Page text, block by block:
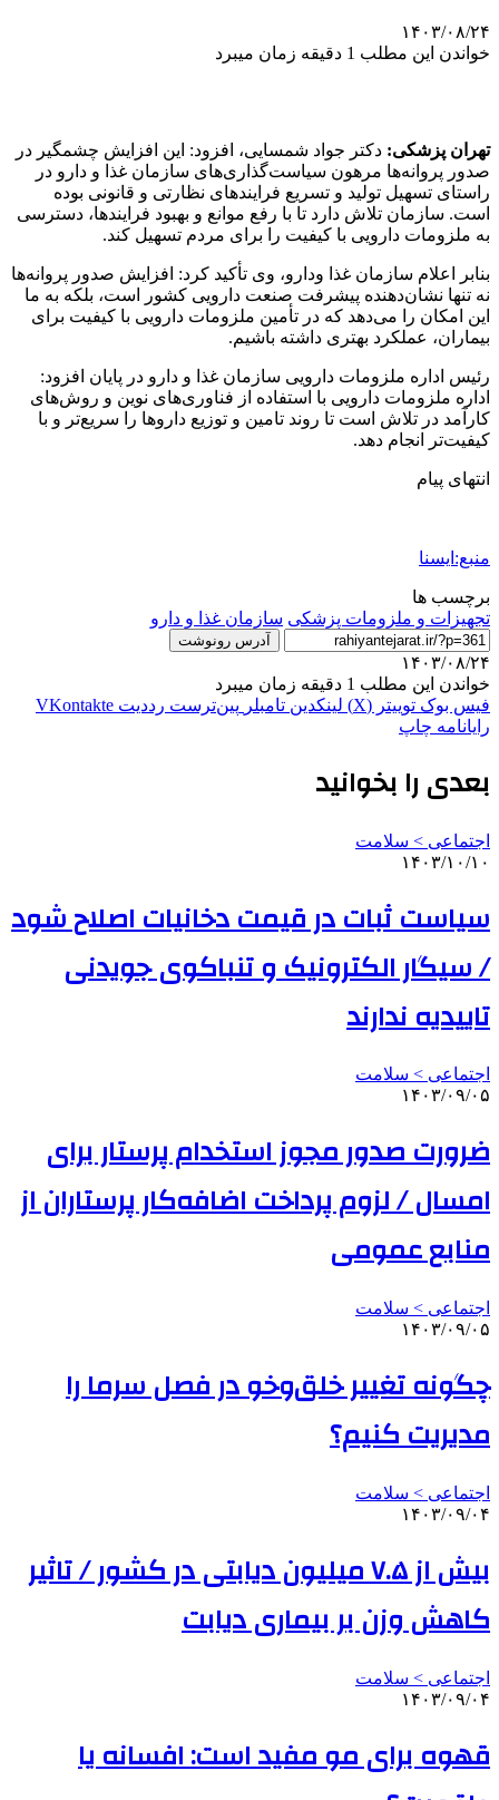
۱۴۰۳/۰۸/۲۴
خواندن این مطلب 1 دقیقه زمان میبرد
تهران پزشکی: دکتر جواد شمسایی، افزود: این افزایش چشمگیر در
صدور پروانه‌ها مرهون سیاست‌گذاری‌های سازمان غذا و دارو در
راستای تسهیل تولید و تسریع فرایندهای نظارتی و قانونی بوده
است. سازمان تلاش دارد تا با رفع موانع و بهبود فرایندها، دسترسی
به ملزومات دارویی با کیفیت را برای مردم تسهیل کند.
بنابر اعلام سازمان غذا ودارو، وی تأکید کرد: افزایش صدور پروانه‌ها
نه تنها نشان‌دهنده پیشرفت صنعت دارویی کشور است، بلکه به ما
این امکان را می‌دهد که در تأمین ملزومات دارویی با کیفیت برای
بیماران، عملکرد بهتری داشته باشیم.
رئیس اداره ملزومات دارویی سازمان غذا و دارو در پایان افزود:
اداره ملزومات دارویی با استفاده از فناوری‌های نوین و روش‌های
کارآمد در تلاش است تا روند تامین و توزیع داروها را سریع‌تر و با
کیفیت‌تر انجام دهد.
انتهای پیام
منبع:ایسنا
برچسب ها
تجهیزات و ملزومات پزشکی سازمان غذا و دارو
آدرس رونوشت
۱۴۰۳/۰۸/۲۴
خواندن این مطلب 1 دقیقه زمان میبرد
فیس بوک توییتر (X) لینکدین ‫تامبلر ‫پین‌ترست ‫رددیت ‫VKontakte
رایانامه چاپ
بعدی را بخوانید
اجتماعی > سلامت
۱۴۰۳/۱۰/۱۰
سیاست ثبات در قیمت دخانیات اصلاح شود
/ سیگار الکترونیک و تنباکوی جویدنی
تاییدیه ندارند
اجتماعی > سلامت
۱۴۰۳/۰۹/۰۵
ضرورت صدور مجوز استخدام پرستار برای
امسال / لزوم پرداخت اضافه‌کار پرستاران از
منابع عمومی
اجتماعی > سلامت
۱۴۰۳/۰۹/۰۵
چگونه تغییر خلق‌وخو در فصل سرما را
مدیریت کنیم؟
اجتماعی > سلامت
۱۴۰۳/۰۹/۰۴
بیش از ۷.۵ میلیون دیابتی در کشور / تاثیر
کاهش وزن بر بیماری دیابت
اجتماعی > سلامت
۱۴۰۳/۰۹/۰۴
قهوه برای مو مفید است: افسانه یا